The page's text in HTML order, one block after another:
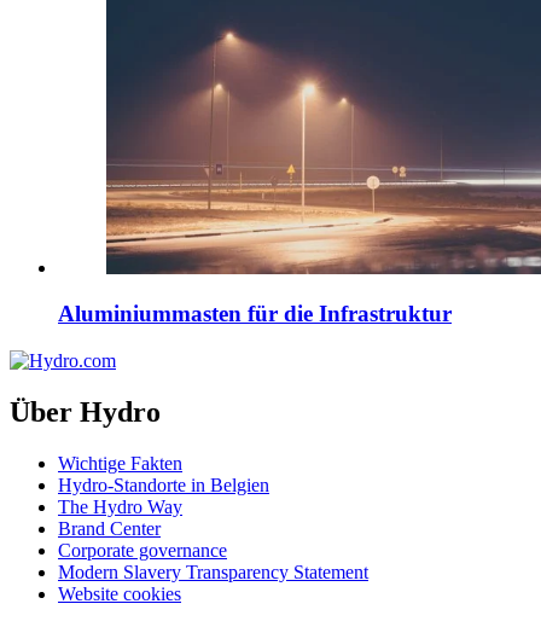
Aluminiummasten für die Infrastruktur
Über Hydro
Wichtige Fakten
Hydro-Standorte in Belgien
The Hydro Way
Brand Center
Corporate governance
Modern Slavery Transparency Statement
Website cookies